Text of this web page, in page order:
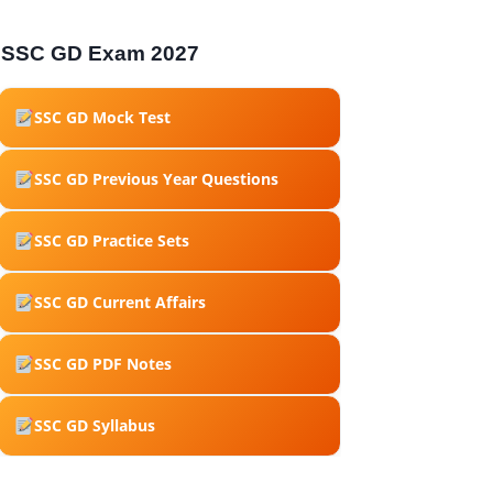
SSC GD Exam 2027
SSC GD Mock Test
SSC GD Previous Year Questions
SSC GD Practice Sets
SSC GD Current Affairs
SSC GD PDF Notes
SSC GD Syllabus